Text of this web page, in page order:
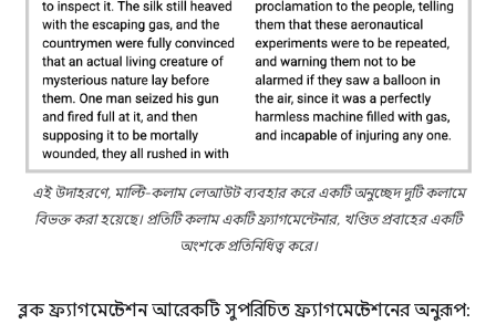
এই উদাহরণে, মাল্টি-কলাম লেআউট ব্যবহার করে একটি অনুচ্ছেদ দুটি কলামে
বিভক্ত করা হয়েছে। প্রতিটি কলাম একটি ফ্র্যাগমেন্টেনার, খণ্ডিত প্রবাহের একটি
অংশকে প্রতিনিধিত্ব করে।
ব্লক ফ্র্যাগমেন্টেশন আরেকটি সুপরিচিত ফ্র্যাগমেন্টেশনের অনুরূপ: